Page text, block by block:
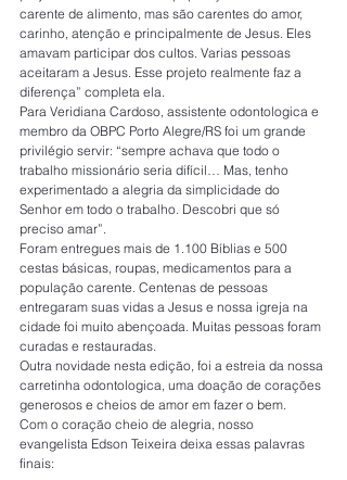
carente de alimento, mas são carentes do amor,
carinho, atenção e principalmente de Jesus. Eles
amavam participar dos cultos. Varias pessoas
aceitaram a Jesus. Esse projeto realmente faz a
diferença” completa ela.
Para Veridiana Cardoso, assistente odontologica e
membro da OBPC Porto Alegre/RS foi um grande
privilégio servir: “sempre achava que todo o
trabalho missionário seria difícil… Mas, tenho
experimentado a alegria da simplicidade do
Senhor em todo o trabalho. Descobri que só
preciso amar”.
Foram entregues mais de 1.100 Bíblias e 500
cestas básicas, roupas, medicamentos para a
população carente. Centenas de pessoas
entregaram suas vidas a Jesus e nossa igreja na
cidade foi muito abençoada. Muitas pessoas foram
curadas e restauradas.
Outra novidade nesta edição, foi a estreia da nossa
carretinha odontologica, uma doação de corações
generosos e cheios de amor em fazer o bem.
Com o coração cheio de alegria, nosso
evangelista Edson Teixeira deixa essas palavras
finais: